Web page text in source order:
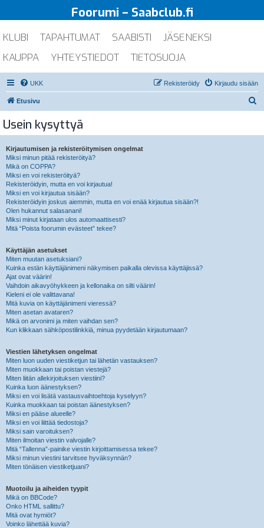
Foorumi – Saabclub.fi
KLUBI TAPAHTUMAT SAABISTI
JÄSENEKSI
KAUPPA
YHTEYSTIEDOT TIETOSUOJA
UKK Kirjaudu sisään
Rekisteröidy
Etusivu
Usein kysyttyä
Kirjautumisen ja rekisteröitymisen ongelmat
Miksi minun pitää rekisteröityä?
Mikä on COPPA?
Miksi en voi rekisteröityä?
Rekisteröidyin, mutta en voi kirjautua!
Miksi en voi kirjautua sisään?
Rekisteröidyin joskus aiemmin, mutta en voi enää kirjautua sisään?!
Olen hukannut salasanani!
Miksi minut kirjataan ulos automaattisesti?
Mitä “Poista foorumin evästeet” tekee?
Käyttäjän asetukset
Miten muutan asetuksiani?
Kuinka estän käyttäjänimeni näkymisen paikalla olevissa käyttäjissä?
Ajat ovat väärin!
Vaihdoin aikavyöhykkeen ja kellonaika on silti väärin!
Kieleni ei ole valittavana!
Mitä kuvia on käyttäjänimeni vieressä?
Miten asetan avataren?
Mikä on arvonimi ja miten vaihdan sen?
Kun klikkaan sähköpostilinkkiä, minua pyydetään kirjautumaan?
Viestien lähetyksen ongelmat
Miten luon uuden viestiketjun tai lähetän vastauksen?
Miten muokkaan tai poistan viestejä?
Miten liitän allekirjoituksen viestiini?
Kuinka luon äänestyksen?
Miksi en voi lisätä vastausvaihtoehtoja kyselyyn?
Kuinka muokkaan tai poistan äänestyksen?
Miksi en pääse alueelle?
Miksi en voi liittää tiedostoja?
Miksi sain varoituksen?
Miten ilmoitan viestin valvojalle?
Mitä “Tallenna”-painike viestin kirjoittamisessa tekee?
Miksi minun viestini tarvitsee hyväksynnän?
Miten tönäisen viestiketjuani?
Muotoilu ja aiheiden tyypit
Mikä on BBCode?
Onko HTML sallittu?
Mitä ovat hymiöt?
Voinko lähettää kuvia?